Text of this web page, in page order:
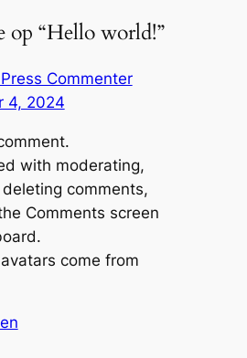
op “Hello world!”
Commenter
4, 2024
with moderating,
comments,
Comments screen
come from